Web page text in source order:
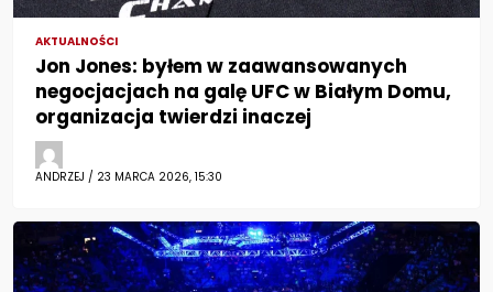
AKTUALNOŚCI
Jon Jones: byłem w zaawansowanych
negocjacjach na galę UFC w Białym Domu,
organizacja twierdzi inaczej
ANDRZEJ / 23 MARCA 2026, 15:30